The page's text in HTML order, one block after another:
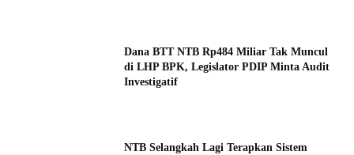
Dana BTT NTB Rp484 Miliar Tak Muncul
di LHP BPK, Legislator PDIP Minta Audit
Investigatif
NTB Selangkah Lagi Terapkan Sistem